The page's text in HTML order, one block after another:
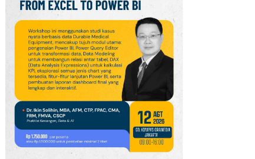
9
Hino Perkuat Industri
Kendaraan Niaga
Nasional Lewat TKDN
dan Standardisasi
Karoseri
10 Paramount Petals
Perkuat Konektivitas
Kawasan